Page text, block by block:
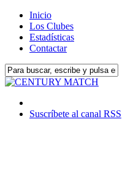
Inicio
Los Clubes
Estadísticas
Contactar
Suscríbete al canal RSS